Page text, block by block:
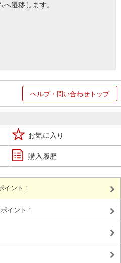
へ遷移します。
ヘルプ・問い合わせトップ
お気に入り
購入履歴
イント！
イント！